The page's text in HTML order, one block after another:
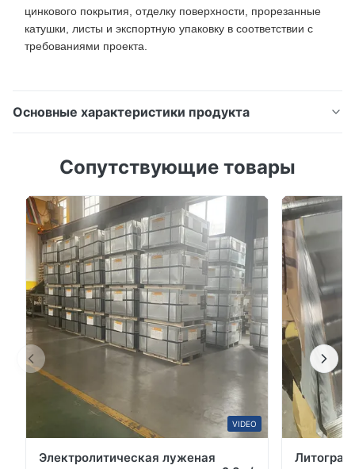
цинкового покрытия, отделку поверхности, прорезанные
катушки, листы и экспортную упаковку в соответствии с
требованиями проекта.
Основные характеристики продукта
катушка Z80-Z275 для крыши, конструкции и
Стальные изделия постоянно подвергаются
воздействию влаги, колебаний температуры,
химических веществ и суровой внешней
среды.,более высокие затраты на техническое
обслуживани...
Сопутствующие товары
VIDEO
Электролитическая луженая